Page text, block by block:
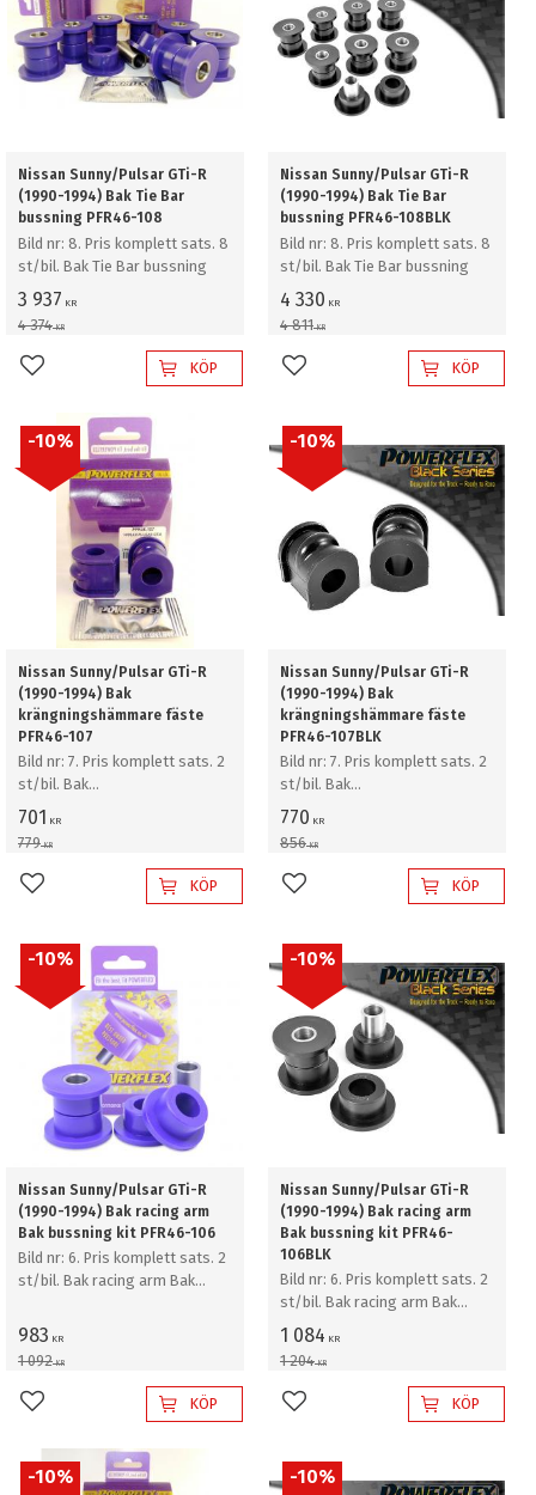
Nissan Sunny/Pulsar GTi-R
(1990-1994) Bak Tie Bar
bussning PFR46-108
Bild nr: 8. Pris komplett sats. 8
st/bil. Bak Tie Bar bussning
3 937 KR
4 374KR
Lägg till i favoriterKÖP
Nissan Sunny/Pulsar GTi-R
(1990-1994) Bak Tie Bar
bussning PFR46-108BLK
Bild nr: 8. Pris komplett sats. 8
st/bil. Bak Tie Bar bussning
4 330 KR
4 811KR
Lägg till i favoriterKÖP
Nissan Sunny/Pulsar GTi-R
(1990-1994) Bak
krängningshämmare fäste
PFR46-107
Bild nr: 7. Pris komplett sats. 2
st/bil. Bak
krängningshämmare fäste
701 KR
779KR
10%
Lägg till i favoriterKÖP
Nissan Sunny/Pulsar GTi-R
(1990-1994) Bak
krängningshämmare fäste
PFR46-107BLK
Bild nr: 7. Pris komplett sats. 2
st/bil. Bak
krängningshämmare fäste
770 KR
856KR
10%
Lägg till i favoriterKÖP
Nissan Sunny/Pulsar GTi-R
(1990-1994) Bak racing arm
Bak bussning kit PFR46-106
Bild nr: 6. Pris komplett sats. 2
st/bil. Bak racing arm Bak
983 KR
1 092KR
10%
Lägg till i favoriterKÖP
Nissan Sunny/Pulsar GTi-R
(1990-1994) Bak racing arm
Bak bussning kit PFR46-
106BLK
Bild nr: 6. Pris komplett sats. 2
st/bil. Bak racing arm Bak
bussning kit
1 084 KR
1 204KR
10%
Lägg till i favoriterKÖP
10% 10%